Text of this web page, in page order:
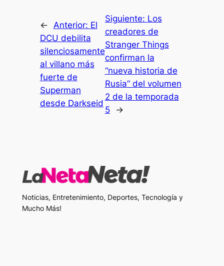
← Anterior: El
DCU debilita
silenciosamente
al villano más
fuerte de
Superman
desde Darkseid
Siguiente: Los
creadores de
Stranger Things
confirman la
“nueva historia de
Rusia” del volumen
2 de la temporada
5
→
Noticias, Entretenimiento, Deportes, Tecnología y
Mucho Más!